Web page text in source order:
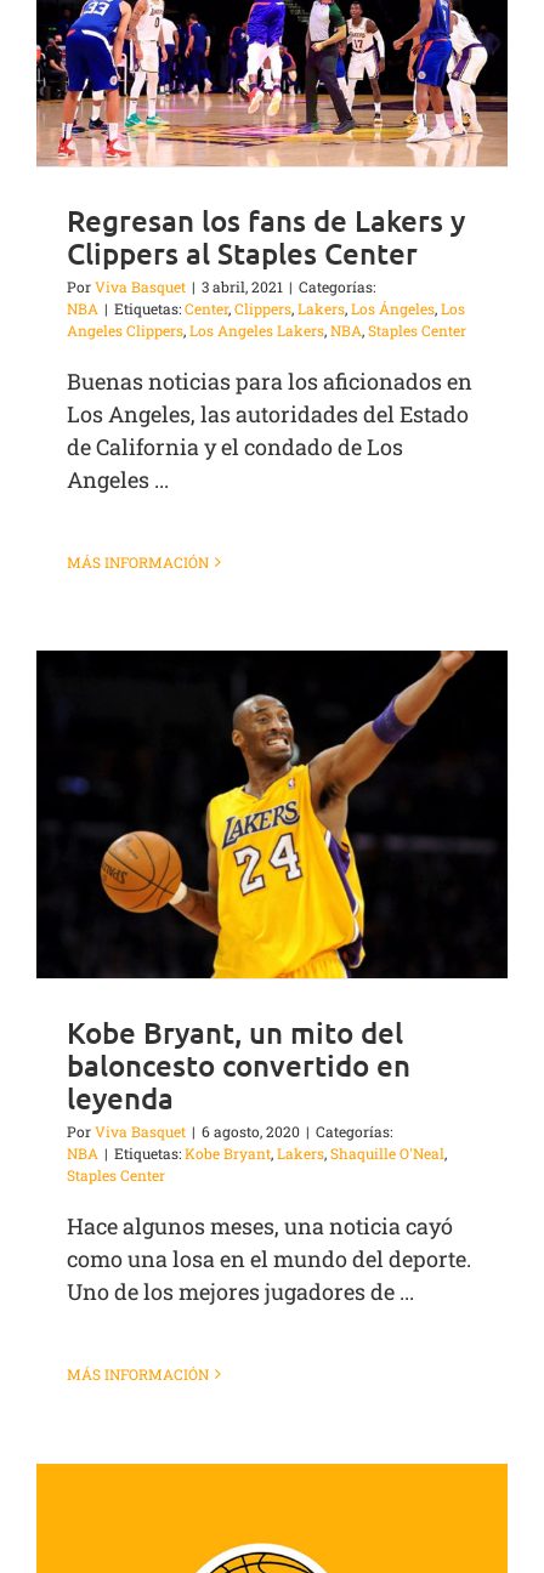
Regresan los fans de Lakers y
Clippers al Staples Center
PorViva Basquet | 3 abril, 2021 | Categorías:
NBA | Etiquetas:Center,Clippers,Lakers,Los Ángeles,Los
Angeles Clippers,Los Angeles Lakers,NBA,Staples Center
Buenas noticias para los aficionados en
Los Angeles, las autoridades del Estado
de California y el condado de Los
Angeles ...
MÁS INFORMACIÓN
Kobe Bryant, un mito del
baloncesto convertido en
leyenda
PorViva Basquet | 6 agosto, 2020 | Categorías:
NBA | Etiquetas:Kobe Bryant,Lakers,Shaquille O'Neal,
Staples Center
Hace algunos meses, una noticia cayó
como una losa en el mundo del deporte.
Uno de los mejores jugadores de ...
MÁS INFORMACIÓN